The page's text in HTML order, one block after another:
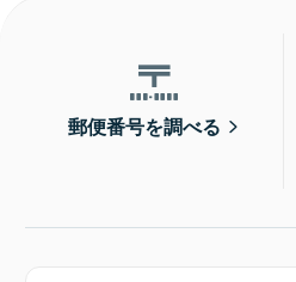
郵便番号を調べる